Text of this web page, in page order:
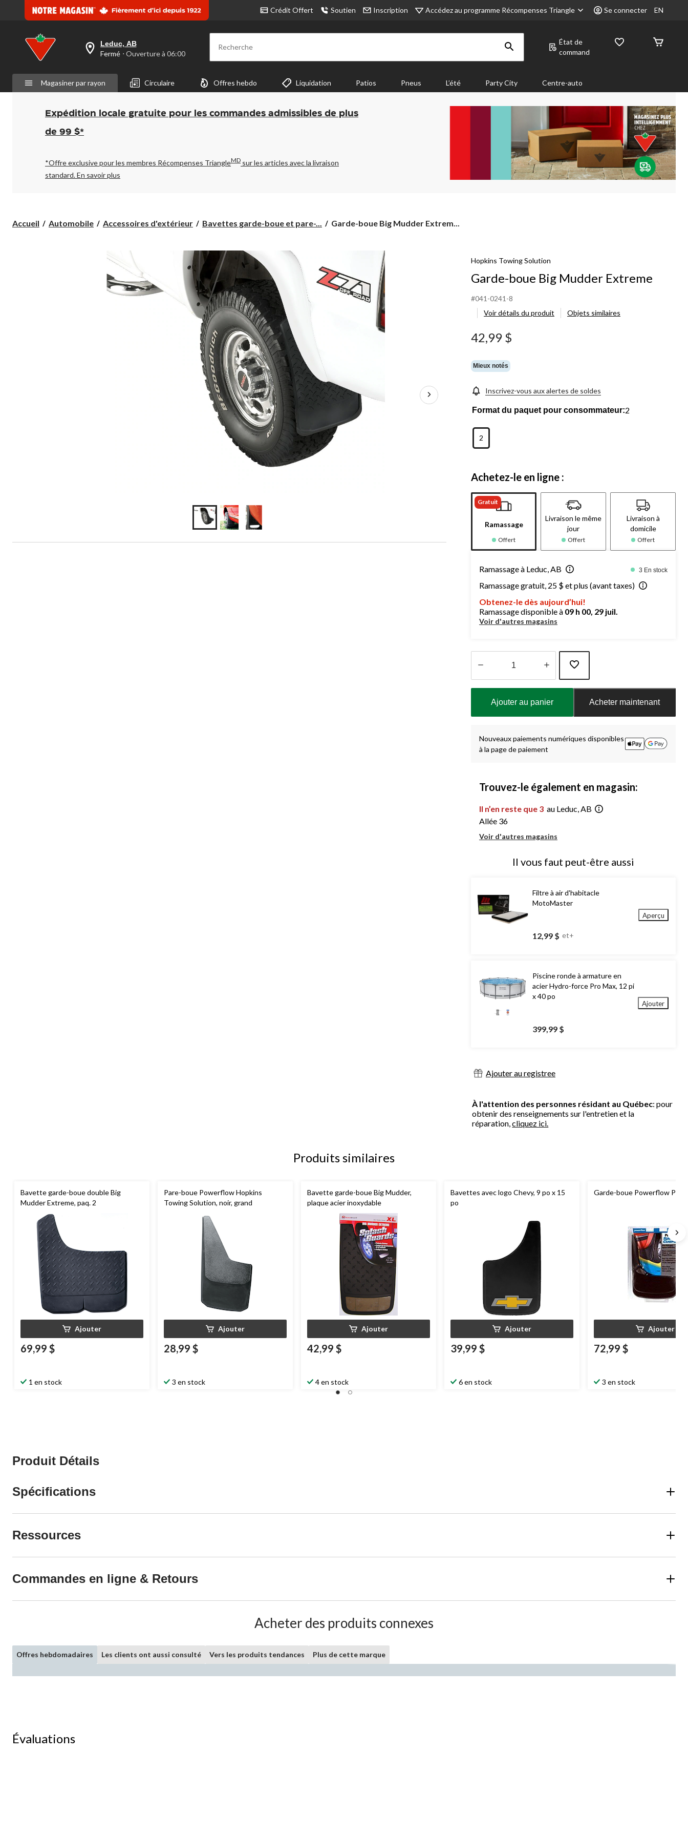
Crédit Offert Soutien Inscription Accédez au programme Récompenses Triangle Se connecter EN
votre
est
Leduc,
AB,
Fermé,
Ouverture
à
pour
changer
Leduc, AB
Fermé ⋅ Ouverture à 06:00 Recherche
État de
command
Magasiner par rayon Circulaire Offres hebdo Liquidation Patios Pneus L’été Party City Centre-auto
Expédition locale gratuite pour les commandes admissibles de plus
de 99 $*
*Offre exclusive pour les membres Récompenses TriangleMD sur les articles avec la livraison
standard.En savoir plus
Accueil Automobile Accessoires d'extérieur Bavettes garde-boue et pare-...
Garde-
Garde-boue Big Mudder Extrem...
Hopkins Towing Solution
Garde-boue Big Mudder Extreme
#041-0241-8
Voir détails du produit
Objets similaires
42,99 $
Mieux notés
Inscrivez-vous aux alertes de soldes
Format du paquet pour consommateur:2
2
Achetez-le en ligne :
Gratuit
Ramassage
Offert
Livraison le même
jour
Offert
Livraison à
domicile
Offert
Ramassage à Leduc, AB 3 En stock
Ramassage gratuit, 25 $ et plus (avant taxes)
Obtenez-le dès aujourd’hui!
Ramassage disponible à 09 h 00, 29 juil.
Voir d'autres magasins
Ajouter au panier Acheter maintenant
Nouveaux paiements numériques disponibles
à la page de paiement
Trouvez-le également en magasin:
Il n’en reste que 3 au Leduc, AB
Allée 36
Voir d'autres magasins
Il vous faut peut-être aussi
Filtre à air d'habitacle
MotoMaster
12,99 $ et+
Aperçu
Piscine ronde à armature en
acier Hydro-force Pro Max, 12 pi
x 40 po
399,99 $
Ajouter
Ajouter au registree
À l'attention des personnes résidant au Québec: pour
obtenir des renseignements sur l'entretien et la
réparation,cliquez ici.
Produits similaires
Bavette garde-boue double Big
Mudder Extreme, paq. 2
Ajouter
69,99 $
1 en stock
Pare-boue Powerflow Hopkins
Towing Solution, noir, grand
Ajouter
28,99 $
3 en stock
Bavette garde-boue Big Mudder,
plaque acier inoxydable
Ajouter
42,99 $
4 en stock
Bavettes avec logo Chevy, 9 po x 15
po
Ajouter
39,99 $
6 en stock
Garde-boue Powerflow Pro
Ajouter
72,99 $
3 en stock
Produit Détails
Spécifications
Ressources
Commandes en ligne & Retours
Acheter des produits connexes
Offres hebdomadaires Les clients ont aussi consulté Vers les produits tendances Plus de cette marque
Évaluations